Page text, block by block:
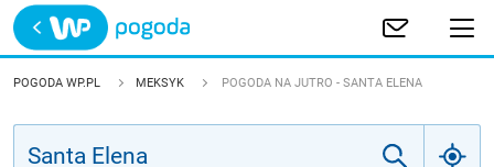
Trwa ładowanie
POLSKA
POGODA WP.PL MEKSYK POGODA NA JUTRO - SANTA ELENA